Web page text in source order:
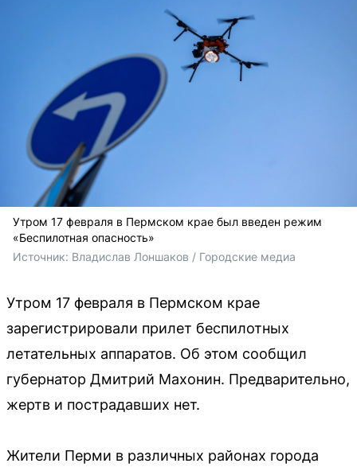
Утром 17 февраля в Пермском крае был введен режим
«Беспилотная опасность»
Источник: Владислав Лоншаков / Городские медиа
Утром 17 февраля в Пермском крае
зарегистрировали прилет беспилотных
летательных аппаратов. Об этом сообщил
губернатор Дмитрий Махонин. Предварительно,
жертв и пострадавших нет.
Жители Перми в различных районах города